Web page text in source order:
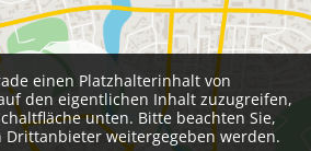
einen Platzhalterinhalt von
den eigentlichen Inhalt zuzugreifen,
unten. Bitte beachten Sie,
Drittanbieter weitergegeben werden.